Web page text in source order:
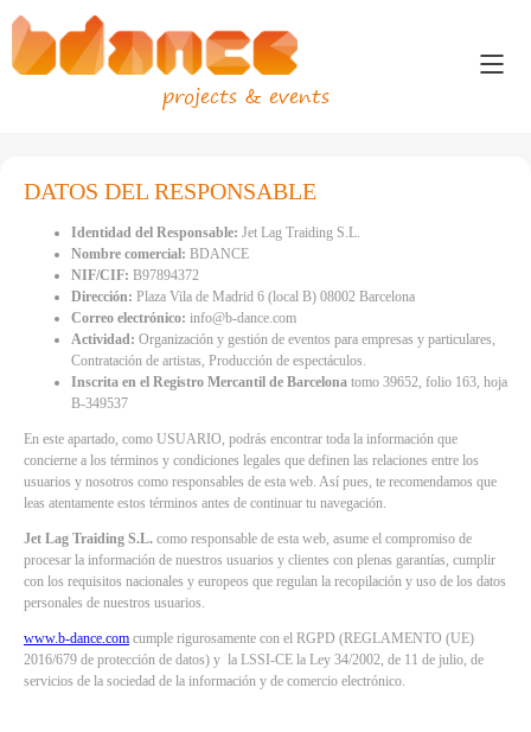
projects & events
DATOS DEL RESPONSABLE
Identidad del Responsable: Jet Lag Traiding S.L.
Nombre comercial: BDANCE
NIF/CIF: B97894372
Dirección: Plaza Vila de Madrid 6 (local B) 08002 Barcelona
Correo electrónico: info@b-dance.com
Actividad: Organización y gestión de eventos para empresas y particulares,
Contratación de artistas, Producción de espectáculos.
Inscrita en el Registro Mercantil de Barcelona tomo 39652, folio 163, hoja
B-349537
En este apartado, como USUARIO, podrás encontrar toda la información que
concierne a los términos y condiciones legales que definen las relaciones entre los
usuarios y nosotros como responsables de esta web. Así pues, te recomendamos que
leas atentamente estos términos antes de continuar tu navegación.
Jet Lag Traiding S.L. como responsable de esta web, asume el compromiso de
procesar la información de nuestros usuarios y clientes con plenas garantías, cumplir
con los requisitos nacionales y europeos que regulan la recopilación y uso de los datos
personales de nuestros usuarios.
www.b-dance.com cumple rigurosamente con el RGPD (REGLAMENTO (UE)
2016/679 de protección de datos) y la LSSI-CE la Ley 34/2002, de 11 de julio, de
servicios de la sociedad de la información y de comercio electrónico.